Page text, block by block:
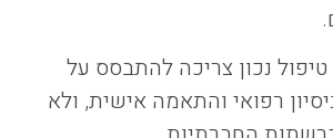
נכון צריכה להתבסס על
רפואי והתאמה אישית, ולא